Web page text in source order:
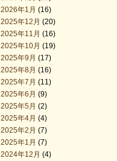
2026年1月 (16)
2025年12月 (20)
2025年11月 (16)
2025年10月 (19)
2025年9月 (17)
2025年8月 (16)
2025年7月 (11)
2025年6月 (9)
2025年5月 (2)
2025年4月 (4)
2025年2月 (7)
2025年1月 (7)
2024年12月 (4)